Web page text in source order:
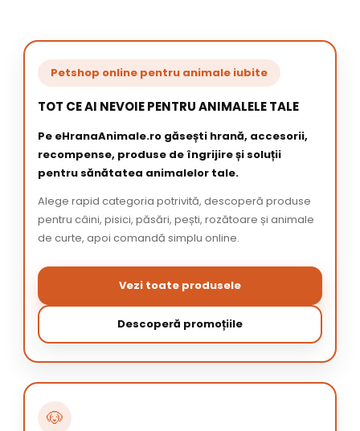
Petshop online pentru animale iubite
TOT CE AI NEVOIE PENTRU ANIMALELE TALE
Pe eHranaAnimale.ro găsești hrană, accesorii,
recompense, produse de îngrijire și soluții
pentru sănătatea animalelor tale.
Alege rapid categoria potrivită, descoperă produse
pentru câini, pisici, păsări, pești, rozătoare și animale
de curte, apoi comandă simplu online.
Vezi toate produsele
Descoperă promoțiile
🐶